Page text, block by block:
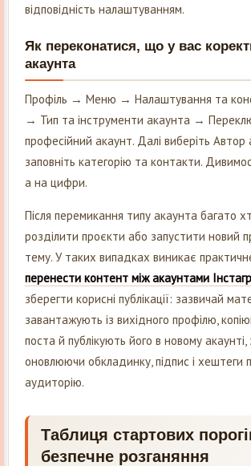
відповідність налаштуванням.
Як переконатися, що у вас
акаунта
Профіль → Меню → Налаштування та
→ Тип та інструменти акаунта →
професійний акаунт. Далі виберіть Автор
заповніть категорію та контакти.
а на цифри.
Після перемикання типу акаунта багато
розділити проєкти або запустити новий
тему. У таких випадках виникає
перенести контент між акаунтами
зберегти корисні публікації: зазвичай
завантажують із вихідного профілю,
поста й публікують його в новому
оновлюючи обкладинку, підпис і хештеги
аудиторію.
Таблиця стартових
безпечне розганяння